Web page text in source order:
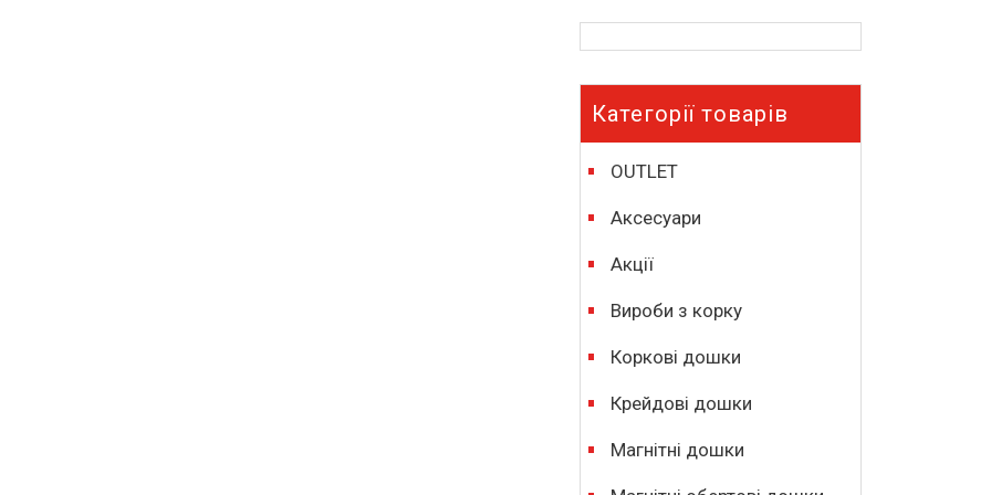
Категорії товарів
OUTLET
Аксесуари
Акції
Вироби з корку
Коркові дошки
Крейдові дошки
Магнітні дошки